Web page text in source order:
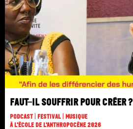
Faut-il souffrir pour créer ?
Podcast | Festival | Musique
À L'école De L'Anthropocène 2026